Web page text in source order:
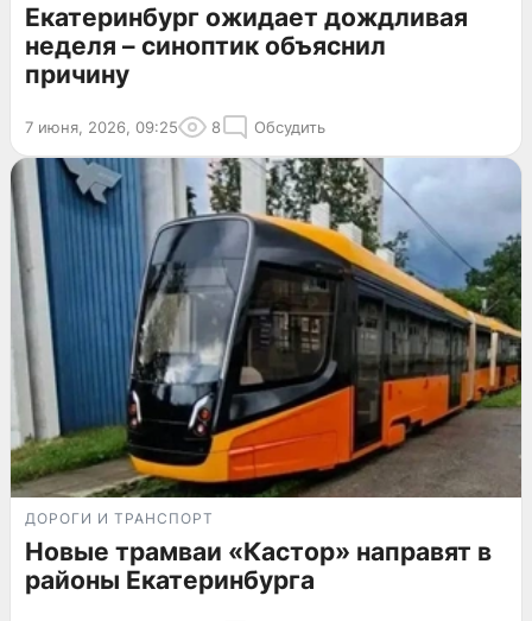
Екатеринбург ожидает дождливая
неделя – синоптик объяснил
причину
7 июня, 2026, 09:25 8 Обсудить
ДОРОГИ И ТРАНСПОРТ
Новые трамваи «Кастор» направят в
районы Екатеринбурга